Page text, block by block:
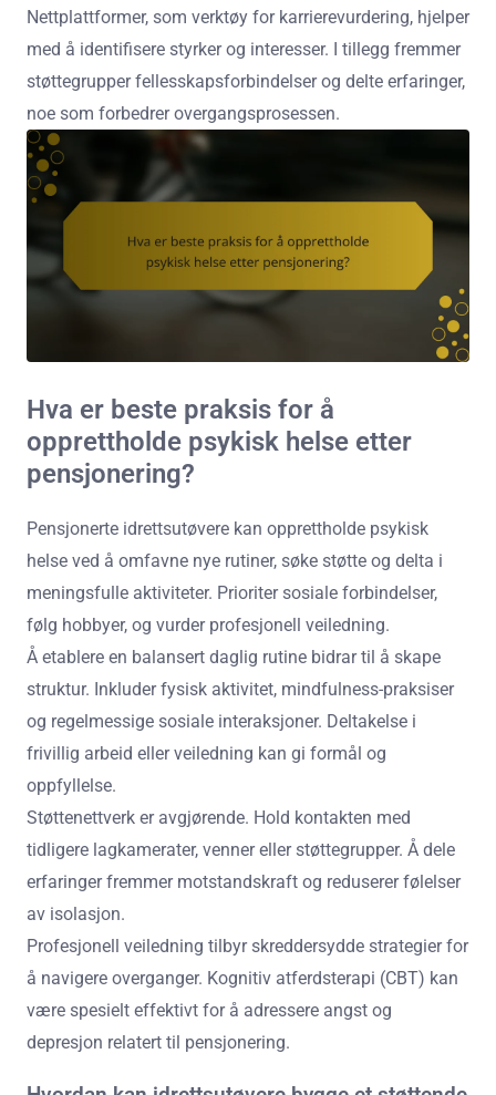
Nettplattformer, som verktøy for karrierevurdering, hjelper
med å identifisere styrker og interesser. I tillegg fremmer
støttegrupper fellesskapsforbindelser og delte erfaringer,
noe som forbedrer overgangsprosessen.
Hva er beste praksis for å
opprettholde psykisk helse etter
pensjonering?
Pensjonerte idrettsutøvere kan opprettholde psykisk
helse ved å omfavne nye rutiner, søke støtte og delta i
meningsfulle aktiviteter. Prioriter sosiale forbindelser,
følg hobbyer, og vurder profesjonell veiledning.
Å etablere en balansert daglig rutine bidrar til å skape
struktur. Inkluder fysisk aktivitet, mindfulness-praksiser
og regelmessige sosiale interaksjoner. Deltakelse i
frivillig arbeid eller veiledning kan gi formål og
oppfyllelse.
Støttenettverk er avgjørende. Hold kontakten med
tidligere lagkamerater, venner eller støttegrupper. Å dele
erfaringer fremmer motstandskraft og reduserer følelser
av isolasjon.
Profesjonell veiledning tilbyr skreddersydde strategier for
å navigere overganger. Kognitiv atferdsterapi (CBT) kan
være spesielt effektivt for å adressere angst og
depresjon relatert til pensjonering.